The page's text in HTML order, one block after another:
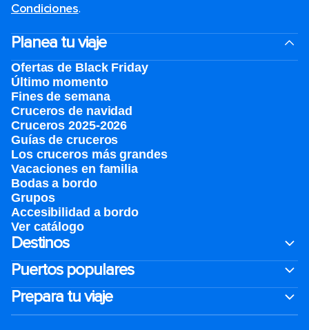
Condiciones.
Planea tu viaje
Ofertas de Black Friday
Último momento
Fines de semana
Cruceros de navidad
Cruceros 2025-2026
Guías de cruceros
Los cruceros más grandes
Vacaciones en familia
Bodas a bordo
Grupos
Accesibilidad a bordo
Ver catálogo
Destinos
Puertos populares
Prepara tu viaje